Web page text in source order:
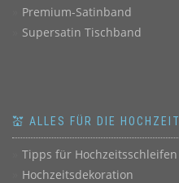
Premium-Satinband
Supersatin Tischband
💒 ALLES FÜR DIE HOCHZEIT
Tipps für Hochzeitsschleifen
Hochzeitsdekoration